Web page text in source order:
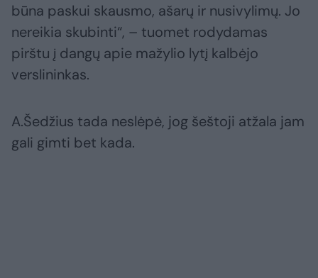
būna paskui skausmo, ašarų ir nusivylimų. Jo
nereikia skubinti“, – tuomet rodydamas
pirštu į dangų apie mažylio lytį kalbėjo
verslininkas.
A.Šedžius tada neslėpė, jog šeštoji atžala jam
gali gimti bet kada.